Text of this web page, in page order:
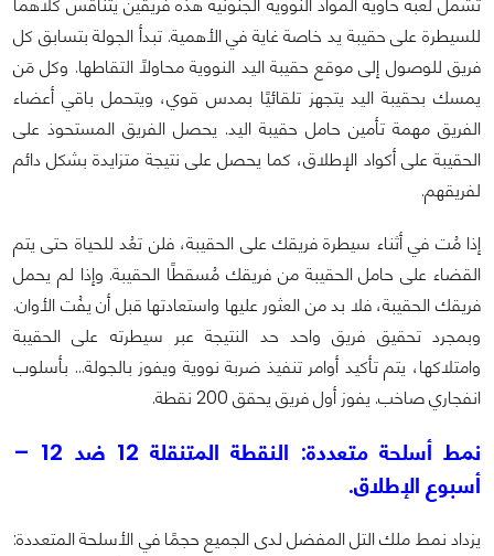
للسيطرة على حقيبة يد خاصة غاية في الأهمية. تبدأ الجولة بتسابق كل
فريق للوصول إلى موقع حقيبة اليد النووية محاولاً التقاطها. وكل مَن
يمسك بحقيبة اليد يتجهز تلقائيًا بمدس قوي، ويتحمل باقي أعضاء
الفريق مهمة تأمين حامل حقيبة اليد. يحصل الفريق المستحوذ على
الحقيبة على أكواد الإطلاق، كما يحصل على نتيجة متزايدة بشكل دائم
لفريقهم.
إذا مُت في أثناء سيطرة فريقك على الحقيبة، فلن تعُد للحياة حتى يتم
القضاء على حامل الحقيبة من فريقك مُسقطًا الحقيبة. وإذا لم يحمل
فريقك الحقيبة، فلا بد من العثور عليها واستعادتها قبل أن يفُت الأوان.
وبمجرد تحقيق فريق واحد حد النتيجة عبر سيطرته على الحقيبة
وامتلاكها، يتم تأكيد أوامر تنفيذ ضربة نووية ويفوز بالجولة… بأسلوب
انفجاري صاخب. يفوز أول فريق يحقق 200 نقطة.
نمط أسلحة متعددة: النقطة المتنقلة 12 ضد 12 –
أسبوع الإطلاق.
يزداد نمط ملك التل المفضل لدى الجميع حجمًا في الأسلحة المتعددة: